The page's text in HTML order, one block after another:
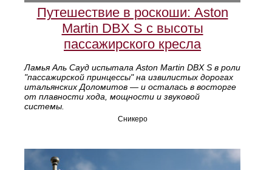
Путешествие в роскоши: Aston
Martin DBX S с высоты
пассажирского кресла
Ламья Аль Сауд испытала Aston Martin DBX S в роли
"пассажирской принцессы" на извилистых дорогах
итальянских Доломитов — и осталась в восторге
от плавности хода, мощности и звуковой
системы.
Сникеро